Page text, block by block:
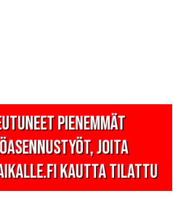
pienemmät
joita
kautta tilattu